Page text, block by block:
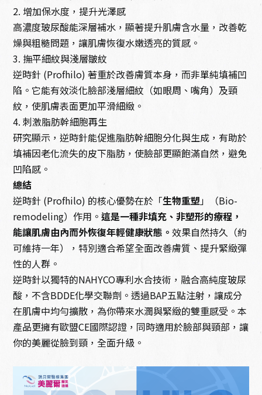
2. 增加保水度，提升光澤感
高濃度玻尿酸能深層補水，顯著提升肌膚含水量，改善乾
燥與粗糙問題，讓肌膚恢復水嫩透亮的質感。
3. 撫平細紋與淺層皺紋
逆時針 (Profhilo) 著重於改善膚質本身，而非單純填補凹
陷。它能有效淡化臉部淺層細紋（如眼周、嘴角）及頸
紋，使肌膚表面更加平滑細緻。
4. 刺激脂肪幹細胞再生
研究顯示，逆時針能促進脂肪幹細胞分化與生成，有助於
填補因老化流失的皮下脂肪，使臉部更顯飽滿自然，避免
凹陷感。
總結
逆時針 (Profhilo) 的核心優勢在於「生物重塑」（Bio-
remodeling）作用。這是一種非填充、非塑形的療程，
能讓肌膚由內而外恢復年輕健康狀態。效果自然持久（約
可維持一年），特別適合希望全面改善膚質、提升緊緻彈
性的人群。
逆時針以獨特的NAHYCO專利水合技術，融合高純度玻尿
酸，不含BDDE化學交聯劑。透過BAP五點注射，讓成分
在肌膚中均勻擴散，為你帶來水潤與緊緻的雙重感受。本
產品更擁有歐盟CE國際認證，同時適用於臉部與頸部，讓
你的美麗從臉到頸，全面升級。